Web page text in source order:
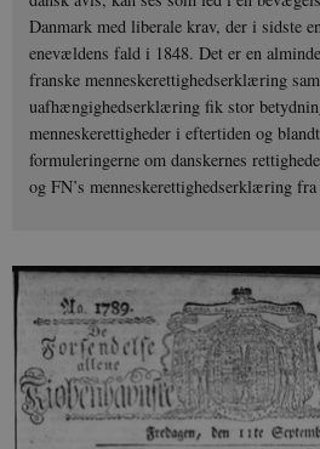
Danmark med liberale krav, der i sidste
enevældens fald i 1848. Det er en
franske menneskerettighedserklæring
uafhængighedserklæring fik stor
menneskerettigheder i eftertiden og
formuleringerne om danskernes
og FN’s menneskerettighedserklæring fra